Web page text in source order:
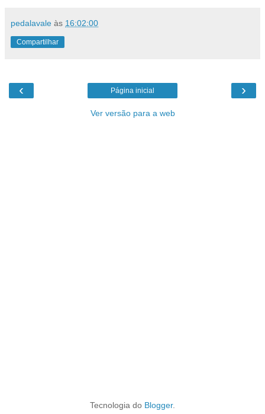
pedalavale às 16:02:00
Compartilhar
‹ ›
Página inicial
Ver versão para a web
Tecnologia do Blogger.